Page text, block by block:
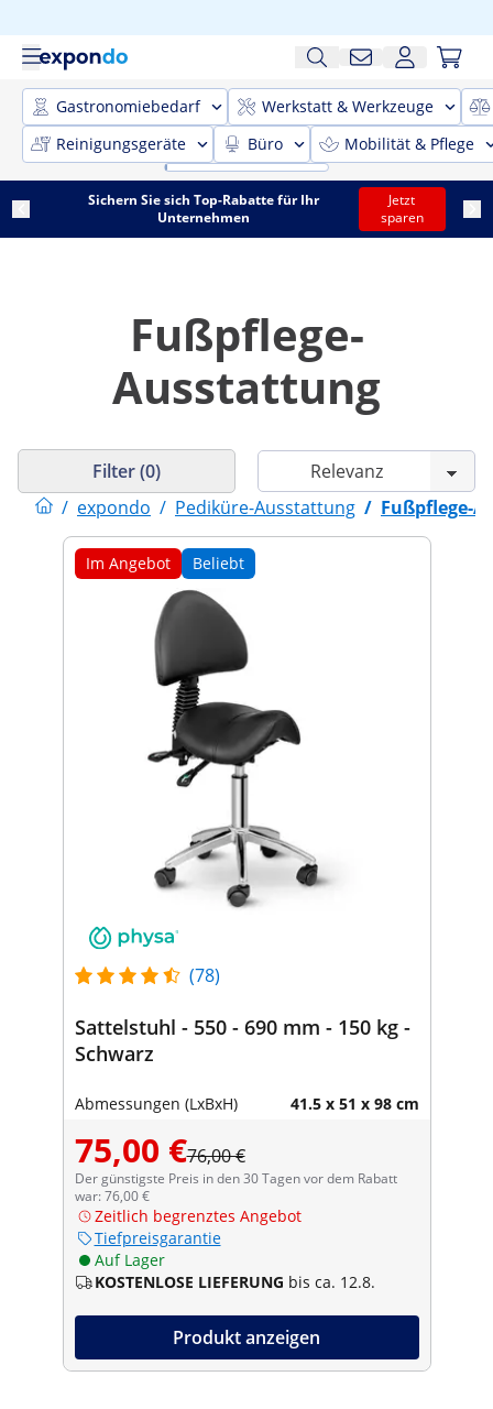
Gastronomiebedarf
Werkstatt & Werkzeuge
Reinigungsgeräte
Büro Mobilität & Pflege
Sichern Sie sich Top-Rabatte für Ihr
Unternehmen
Jetzt
sparen
Fußpflege-
Ausstattung
/ expondo / Pediküre-Ausstattung / Fußpflege-
Filter (0)
Im Angebot Beliebt
(78)
Sattelstuhl - 550 - 690 mm - 150 kg -
Schwarz
Abmessungen (LxBxH) 41.5 x 51 x 98 cm
75,00 €76,00 €
Der günstigste Preis in den 30 Tagen vor dem Rabatt
war: 76,00 €
Zeitlich begrenztes Angebot
Tiefpreisgarantie
Auf Lager
KOSTENLOSE LIEFERUNG bis ca. 12.8.
Produkt anzeigen